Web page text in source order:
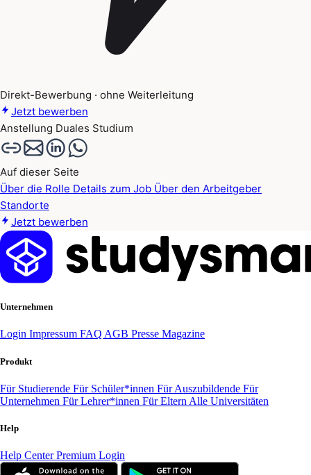
Direkt-Bewerbung · ohne Weiterleitung
Jetzt bewerben
Anstellung Duales Studium
Auf dieser Seite
Über die Rolle Details zum Job Über den Arbeitgeber
Standorte
Jetzt bewerben
Unternehmen
Login Impressum FAQ AGB Presse Magazine
Produkt
Für Studierende Für Schüler*innen Für Auszubildende Für
Unternehmen Für Lehrer*innen Für Eltern Alle Universitäten
Help
Help CenterPremium Login